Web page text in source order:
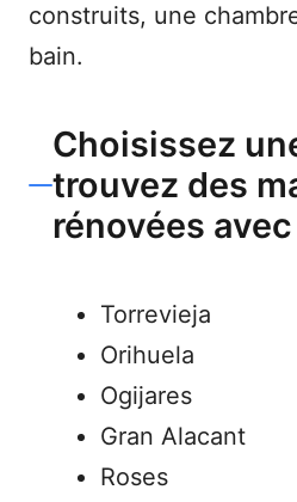
construits, une
bain.
Choisissez
trouvez des
rénovées
Torrevieja
Orihuela
Ogijares
Gran Alacant
Roses